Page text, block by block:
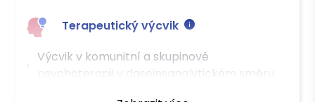
Terapeutický výcvik
Výcvik v komunitní a skupinové
psychoterapii v daseinsanalytickém směru